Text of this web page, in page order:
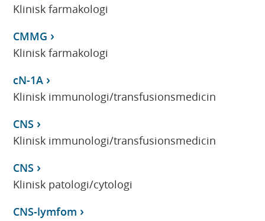
Klinisk farmakologi
CMMG
Klinisk farmakologi
cN-1A
Klinisk immunologi/transfusionsmedicin
CNS
Klinisk immunologi/transfusionsmedicin
CNS
Klinisk patologi/cytologi
CNS-lymfom